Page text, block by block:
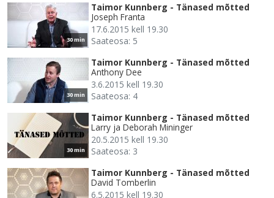
30 min
Taimor Kunnberg - Tänased mõtted
Joseph Franta
17.6.2015 kell 19.30
Saateosa: 5
30 min
Taimor Kunnberg - Tänased mõtted
Anthony Dee
3.6.2015 kell 19.30
Saateosa: 4
30 min
Taimor Kunnberg - Tänased mõtted
Larry ja Deborah Mininger
20.5.2015 kell 19.30
Saateosa: 3
Taimor Kunnberg - Tänased mõtted
David Tomberlin
6.5.2015 kell 19.30